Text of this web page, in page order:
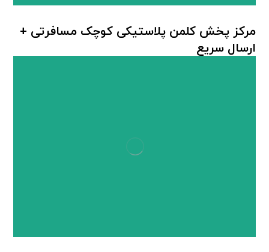
مرکز پخش کلمن پلاستیکی کوچک مسافرتی +
ارسال سریع